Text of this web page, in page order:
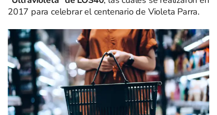
2017 para celebrar el centenario de Violeta Parra.